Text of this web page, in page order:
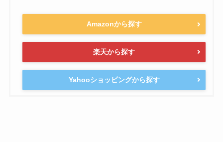
Amazonから探す
楽天から探す
Yahooショッピングから探す